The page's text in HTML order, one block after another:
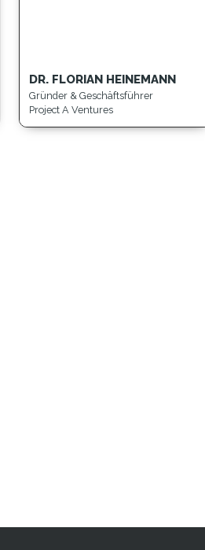
DR. FLORIAN HEINEMANN
Gründer & Geschäftsführer
Project A Ventures